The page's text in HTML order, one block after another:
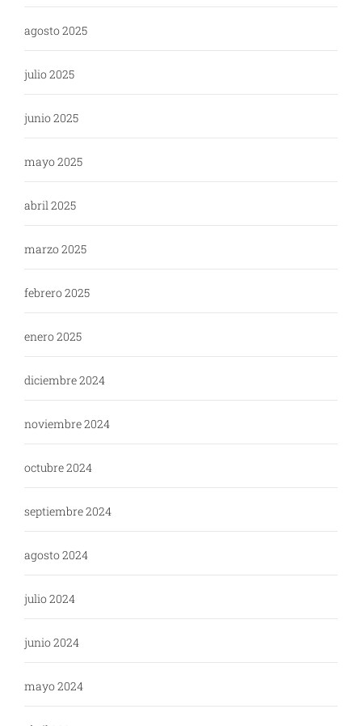
agosto 2025
julio 2025
junio 2025
mayo 2025
abril 2025
marzo 2025
febrero 2025
enero 2025
diciembre 2024
noviembre 2024
octubre 2024
septiembre 2024
agosto 2024
julio 2024
junio 2024
mayo 2024